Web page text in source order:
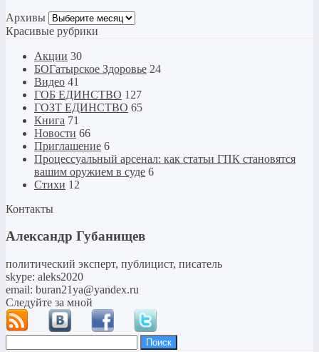
Архивы Архивы
Красивые рубрики
Акции 30
БОГатырское Здоровье 24
Видео 41
ГОБ ЕДИНСТВО 127
ГОЗТ ЕДИНСТВО 65
Книга 71
Новости 66
Приглашение 6
Процессуальный арсенал: как статьи ГПК становятся
вашим оружием в суде 6
Стихи 12
Контакты
Александр Губанищев
политический эксперт, публицист, писатель
skype: aleks2020
email: buran21ya@yandex.ru
Следуйте за мной